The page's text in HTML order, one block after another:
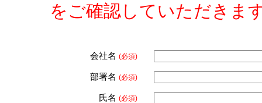
をご確認していただきま
会社名 (必須)
部署名 (必須)
氏名 (必須)